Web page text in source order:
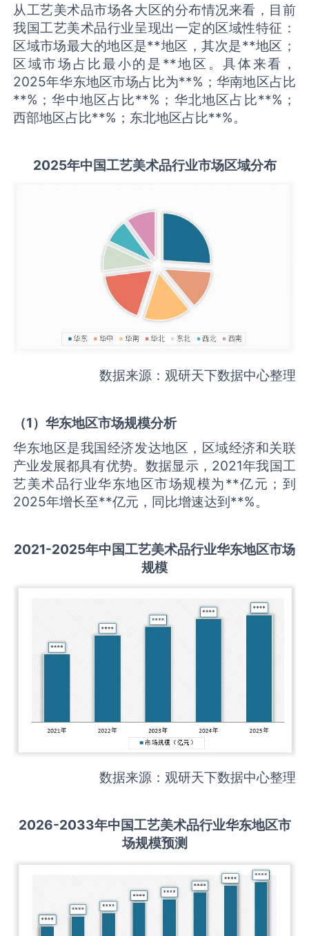
从工艺美术品市场各大区的分布情况来看，目前
我国工艺美术品行业呈现出一定的区域性特征：
区域市场最大的地区是**地区，其次是**地区；
区域市场占比最小的是**地区。具体来看，
2025年华东地区市场占比为**%；华南地区占比
**%；华中地区占比**%；华北地区占比**%；
西部地区占比**%；东北地区占比**%。
2025年中国工艺美术品行业市场区域分布
数据来源：观研天下数据中心整理
（1）华东地区市场规模分析
华东地区是我国经济发达地区，区域经济和关联
产业发展都具有优势。数据显示，2021年我国工
艺美术品行业华东地区市场规模为**亿元；到
2025年增长至**亿元，同比增速达到**%。
2021-2025年中国工艺美术品行业华东地区市场
规模
数据来源：观研天下数据中心整理
2026-2033年中国工艺美术品行业华东地区市
场规模预测